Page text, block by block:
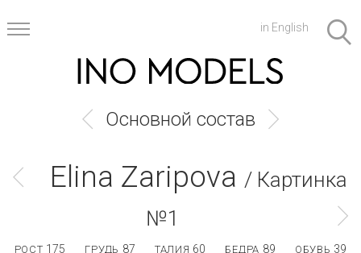
in English
Основной состав
Elina Zaripova / Картинка
№1
РОСТ 175 ГРУДЬ 87 ТАЛИЯ 60 БЕДРА 89 ОБУВЬ 39